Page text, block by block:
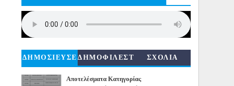
ΔΗΜΟΣΙΕΥΣΕ
ΙΣ
ΔΗΜΟΦΙΛΕΣΤ
ΣΧΟΛΙΑ
Αποτελέσματα Κατηγορίας